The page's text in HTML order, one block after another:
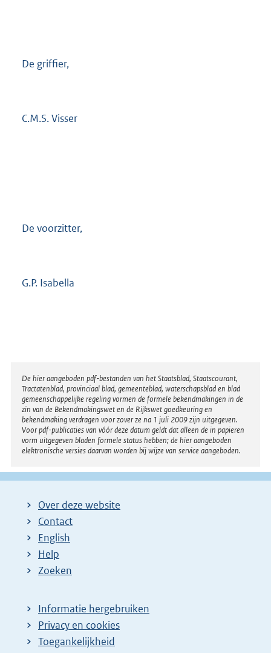
De griffier,
C.M.S. Visser
De voorzitter,
G.P. Isabella
Disclaimer
De hier aangeboden pdf-bestanden van het Staatsblad, Staatscourant,
Tractatenblad, provinciaal blad, gemeenteblad, waterschapsblad en blad
gemeenschappelijke regeling vormen de formele bekendmakingen in de
zin van de Bekendmakingswet en de Rijkswet goedkeuring en
bekendmaking verdragen voor zover ze na 1 juli 2009 zijn uitgegeven.
Voor pdf-publicaties van vóór deze datum geldt dat alleen de in papieren
vorm uitgegeven bladen formele status hebben; de hier aangeboden
elektronische versies daarvan worden bij wijze van service aangeboden.
Over deze website
Contact
English
Help
Zoeken
Informatie hergebruiken
Privacy en cookies
Toegankelijkheid